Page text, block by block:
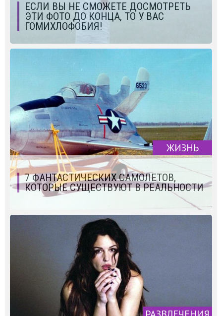
ЕСЛИ ВЫ НЕ СМОЖЕТЕ ДОСМОТРЕТЬ
ЭТИ ФОТО ДО КОНЦА, ТО У ВАС
ГОМИХЛОФОБИЯ!
ЖИЗНЬ
7 ФАНТАСТИЧЕСКИХ САМОЛЕТОВ,
КОТОРЫЕ СУЩЕСТВУЮТ В РЕАЛЬНОСТИ